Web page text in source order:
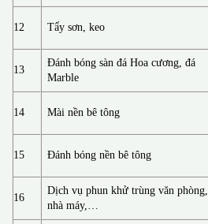
12 Tẩy sơn, keo
13
Đánh bóng sàn đá Hoa cương, đá
Marble
14 Mài nền bê tông
15 Đánh bóng nền bê tông
16
Dịch vụ phun khử trùng văn phòng,
nhà máy,…